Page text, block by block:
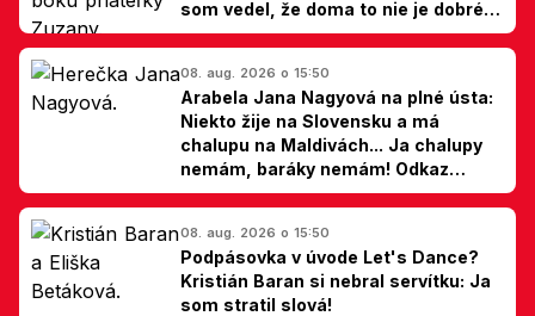
som vedel, že doma to nie je dobré,
hovorí Milan Ondrík
08. aug. 2026 o 15:50
Arabela Jana Nagyová na plné ústa:
Niekto žije na Slovensku a má
chalupu na Maldivách... Ja chalupy
nemám, baráky nemám! Odkaz
Slovákom
08. aug. 2026 o 15:50
Podpásovka v úvode Let's Dance?
Kristián Baran si nebral servítku: Ja
som stratil slová!